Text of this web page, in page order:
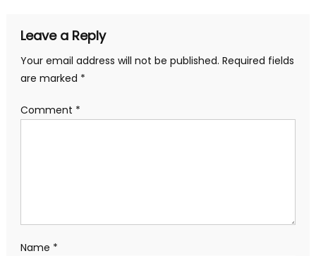
Leave a Reply
Your email address will not be published. Required fields
are marked *
Comment *
Name *